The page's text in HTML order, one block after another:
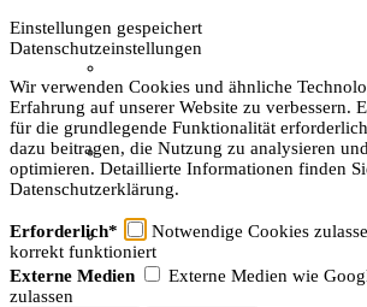
Besichtigung & Führungen
Aktionen & Veranstaltungen
Einstellungen gespeichert
Datenschutzeinstellungen
Wir verwenden Cookies und ähnliche
Erfahrung auf unserer Website zu verbessern.
für die grundlegende Funktionalität
dazu beitragen, die Nutzung zu analysieren
optimieren. Detaillierte Informationen finden
Datenschutzerklärung.
Erforderlich*
Notwendige Cookies
korrekt funktioniert
Externe Medien
Externe Medien wie
zulassen